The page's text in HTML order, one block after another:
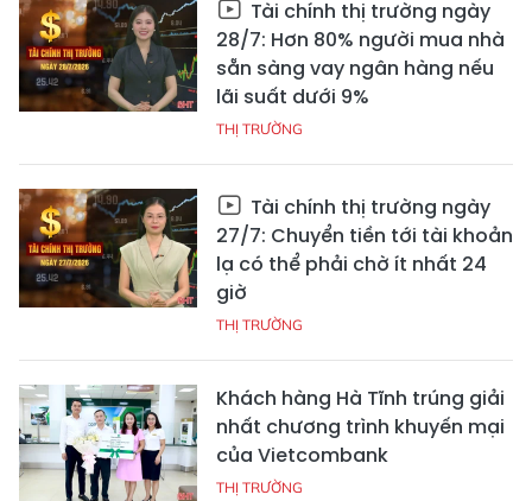
Tài chính thị trường ngày
28/7: Hơn 80% người mua nhà
sẵn sàng vay ngân hàng nếu
lãi suất dưới 9%
THỊ TRƯỜNG
Tài chính thị trường ngày
27/7: Chuyển tiền tới tài khoản
lạ có thể phải chờ ít nhất 24
giờ
THỊ TRƯỜNG
Khách hàng Hà Tĩnh trúng giải
nhất chương trình khuyến mại
của Vietcombank
THỊ TRƯỜNG